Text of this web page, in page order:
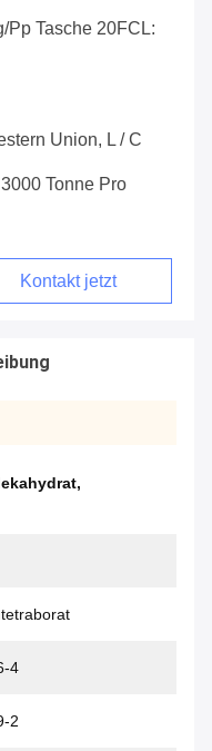
pp Tasche 20FCL:
Union, L / C
3000 Tonne Pro
Kontakt jetzt
,
4
2